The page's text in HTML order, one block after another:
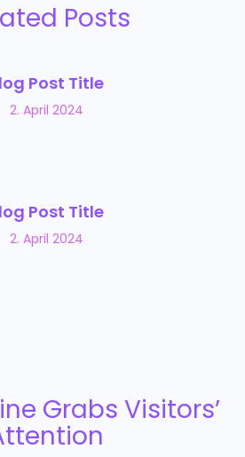
Posts
Post Title
2. April 2024
Post Title
2. April 2024
Grabs Visitors’